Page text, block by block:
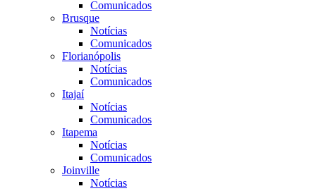
Comunicados
Brusque
Notícias
Comunicados
Florianópolis
Notícias
Comunicados
Itajaí
Notícias
Comunicados
Itapema
Notícias
Comunicados
Joinville
Notícias